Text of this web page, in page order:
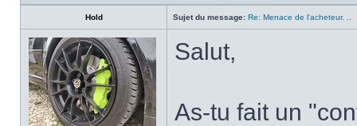
Hold Sujet du message: Re: Menace de l'acheteur. ..
Salut,
As-tu fait un